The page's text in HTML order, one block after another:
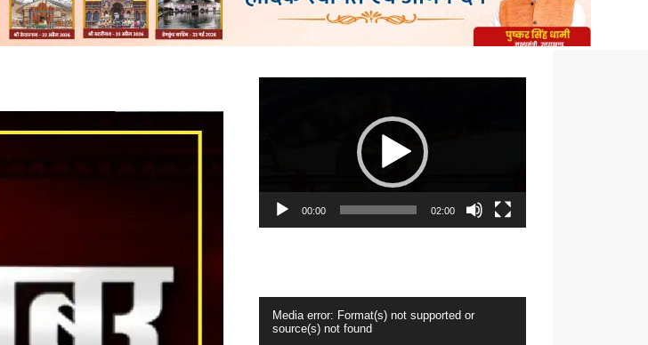
00:00 02:00
Player
Media error: Format(s) not supported or
source(s) not found